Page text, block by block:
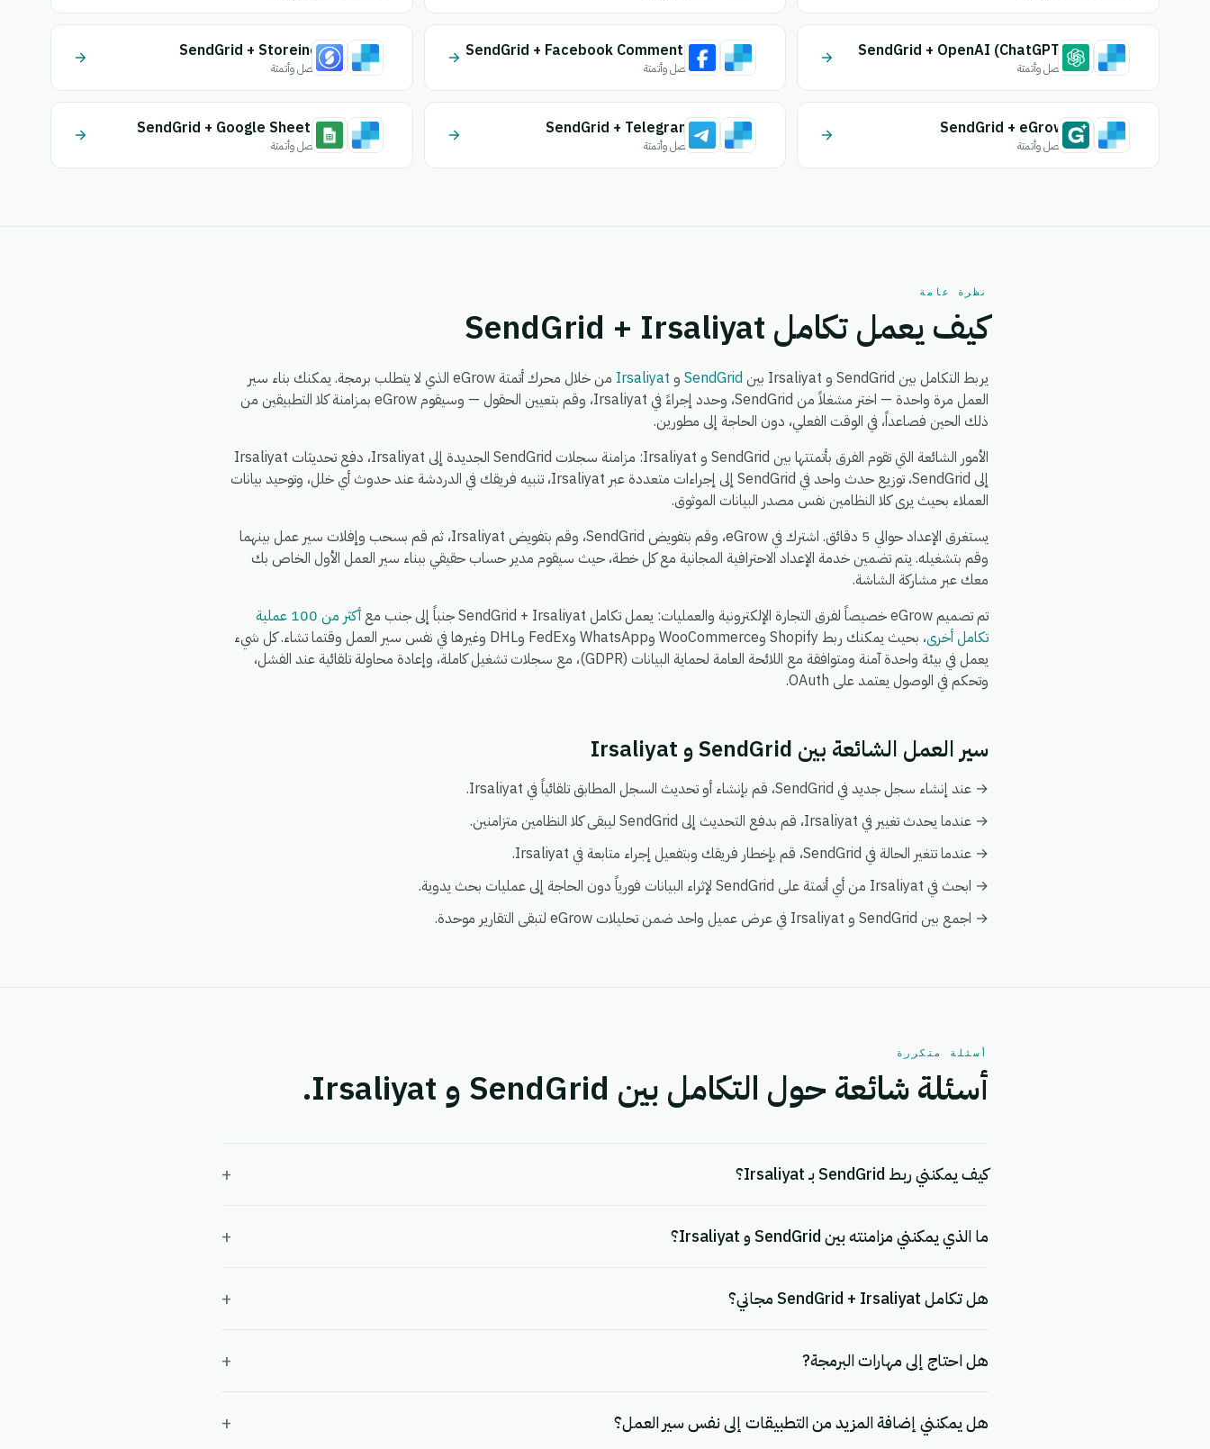
SendGrid + OpenAI (ChatGPT)
اتصل وأتمتة
SendGrid + Facebook Comments
اتصل وأتمتة
SendGrid + Storeino
اتصل وأتمتة
SendGrid + eGrow
اتصل وأتمتة
SendGrid + Telegram
اتصل وأتمتة
SendGrid + Google Sheets
اتصل وأتمتة
نظرة عامة
كيف يعمل تكامل SendGrid + Irsaliyat
يربط التكامل بين SendGrid و Irsaliyat بين SendGrid و Irsaliyat
من خلال محرك أتمتة eGrow الذي لا يتطلب برمجة. يمكنك بناء سير
العمل مرة واحدة — اختر مشغلاً من SendGrid، وحدد إجراءً في Irsaliyat، وقم بتعيين الحقول — وسيقوم eGrow بمزامنة كلا التطبيقين من
ذلك الحين فصاعداً، في الوقت الفعلي، دون الحاجة إلى مطورين.
الأمور الشائعة التي تقوم الفرق بأتمتتها بين SendGrid و Irsaliyat: مزامنة سجلات SendGrid الجديدة إلى Irsaliyat، دفع تحديثات Irsaliyat
إلى SendGrid، توزيع حدث واحد في SendGrid إلى إجراءات متعددة عبر Irsaliyat، تنبيه فريقك في الدردشة عند حدوث أي خلل، وتوحيد بيانات
العملاء بحيث يرى كلا النظامين نفس مصدر البيانات الموثوق.
يستغرق الإعداد حوالي 5 دقائق. اشترك في eGrow، وقم بتفويض SendGrid، وقم بتفويض Irsaliyat، ثم قم بسحب وإفلات سير عمل بينهما
وقم بتشغيله. يتم تضمين خدمة الإعداد الاحترافية المجانية مع كل خطة، حيث سيقوم مدير حساب حقيقي ببناء سير العمل الأول الخاص بك
معك عبر مشاركة الشاشة.
تم تصميم eGrow خصيصاً لفرق التجارة الإلكترونية والعمليات: يعمل تكامل SendGrid + Irsaliyat جنباً إلى جنب مع
أكثر من 100 عملية
تكامل أخرى
، بحيث يمكنك ربط Shopify وWooCommerce وWhatsApp وFedEx وDHL وغيرها في نفس سير العمل وقتما تشاء. كل شيء
يعمل في بيئة واحدة آمنة ومتوافقة مع اللائحة العامة لحماية البيانات (GDPR)، مع سجلات تشغيل كاملة، وإعادة محاولة تلقائية عند الفشل،
وتحكم في الوصول يعتمد على OAuth.
سير العمل الشائعة بين SendGrid و Irsaliyat
→ عند إنشاء سجل جديد في SendGrid، قم بإنشاء أو تحديث السجل المطابق تلقائياً في Irsaliyat.
→ عندما يحدث تغيير في Irsaliyat، قم بدفع التحديث إلى SendGrid ليبقى كلا النظامين متزامنين.
→ عندما تتغير الحالة في SendGrid، قم بإخطار فريقك وبتفعيل إجراء متابعة في Irsaliyat.
→ ابحث في Irsaliyat من أي أتمتة على SendGrid لإثراء البيانات فورياً دون الحاجة إلى عمليات بحث يدوية.
→ اجمع بين SendGrid و Irsaliyat في عرض عميل واحد ضمن تحليلات eGrow لتبقى التقارير موحدة.
أسئلة متكررة
أسئلة شائعة حول التكامل بين SendGrid و Irsaliyat.
كيف يمكنني ربط SendGrid بـ Irsaliyat؟ +
ما الذي يمكنني مزامنته بين SendGrid و Irsaliyat؟ +
هل تكامل SendGrid + Irsaliyat مجاني؟ +
هل احتاج إلى مهارات البرمجة? +
هل يمكنني إضافة المزيد من التطبيقات إلى نفس سير العمل؟ +